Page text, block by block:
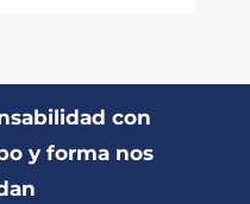
con
y forma nos